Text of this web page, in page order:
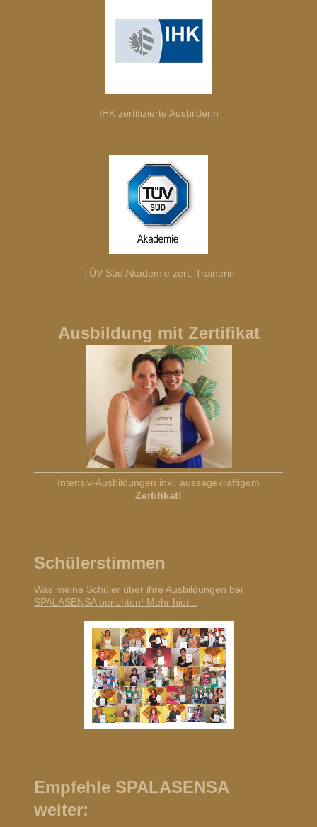
IHK zertifizierte Ausbilderin
TÜV Süd Akademie zert. Trainerin
Ausbildung mit Zertifikat
Intensiv-Ausbildungen inkl. aussagekräftigem
Zertifikat!
Schülerstimmen
Was meine Schüler über ihre Ausbildungen bei
SPALASENSA berichten! Mehr hier...
Empfehle SPALASENSA
weiter: